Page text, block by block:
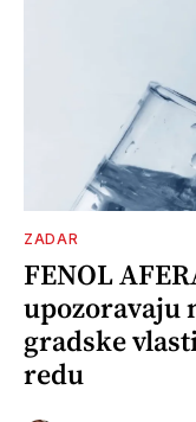
ZADAR
FENOL
upozoravaju
gradske
redu